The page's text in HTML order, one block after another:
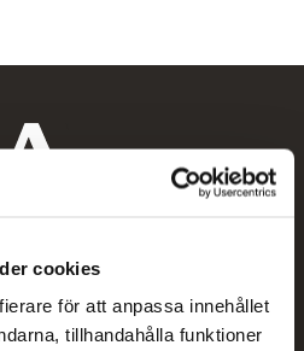
cookies
för att anpassa innehållet
tillhandahålla funktioner